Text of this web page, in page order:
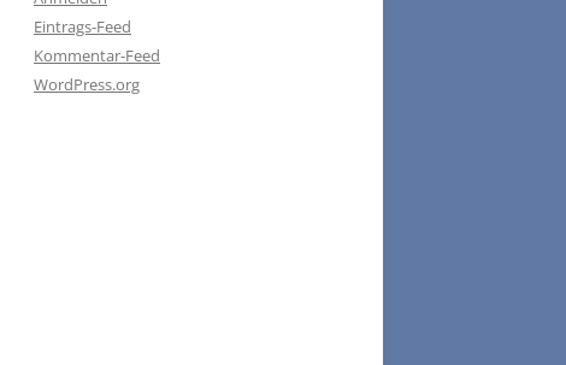
Eintrags-Feed
Kommentar-Feed
WordPress.org